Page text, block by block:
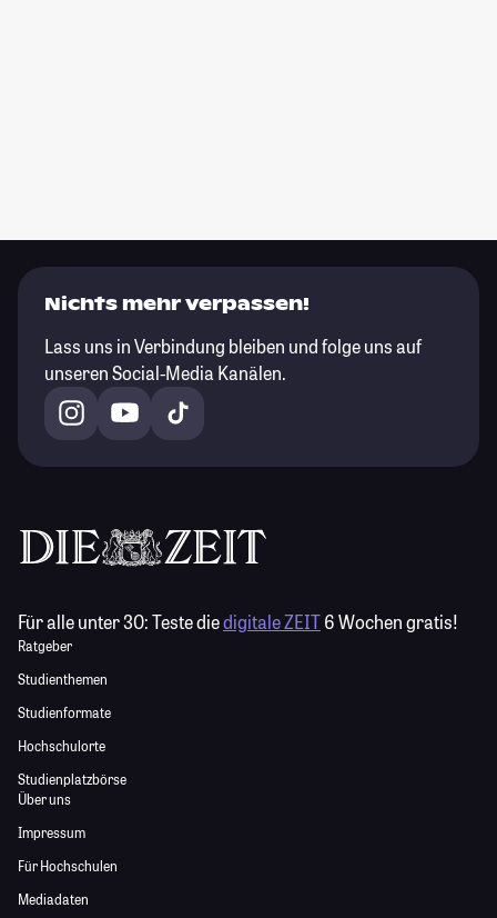
Nichts mehr verpassen!
Lass uns in Verbindung bleiben und folge uns auf
unseren Social-Media Kanälen.
Für alle unter 30:Teste diedigitale ZEIT6 Wochen gratis!
Ratgeber
Studienthemen
Studienformate
Hochschulorte
Studienplatzbörse
Über uns
Impressum
Für Hochschulen
Mediadaten